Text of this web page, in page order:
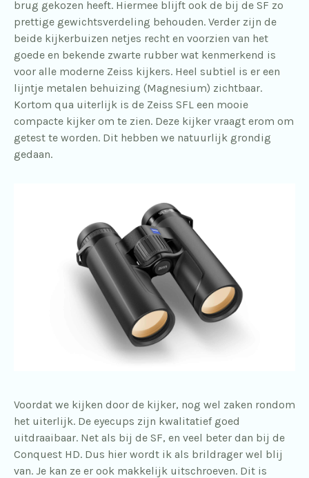
brug gekozen heeft. Hiermee blijft ook de bij de SF zo
prettige gewichtsverdeling behouden. Verder zijn de
beide kijkerbuizen netjes recht en voorzien van het
goede en bekende zwarte rubber wat kenmerkend is
voor alle moderne Zeiss kijkers. Heel subtiel is er een
lijntje metalen behuizing (Magnesium) zichtbaar.
Kortom qua uiterlijk is de Zeiss SFL een mooie
compacte kijker om te zien. Deze kijker vraagt erom om
getest te worden. Dit hebben we natuurlijk grondig
gedaan.
Voordat we kijken door de kijker, nog wel zaken rondom
het uiterlijk. De eyecups zijn kwalitatief goed
uitdraaibaar. Net als bij de SF, en veel beter dan bij de
Conquest HD. Dus hier wordt ik als brildrager wel blij
van. Je kan ze er ook makkelijk uitschroeven. Dit is